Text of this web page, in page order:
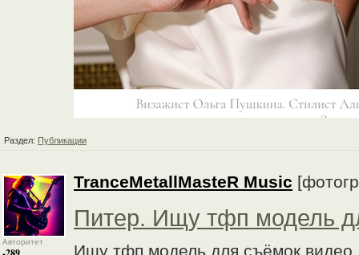
Раздел: Публикации
Авторитет
TranceMetallMasteR Music
Питер. Ищу тфп модель
Ищу тфп модель для съёмок видео